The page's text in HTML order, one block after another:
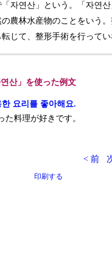
「자연산」という。「자연
農林水産物のことをいう
じて、整形手術を行ってい
산」を使った例文
요리를 좋아해요.
た料理が好きです。
< 前
印刷する